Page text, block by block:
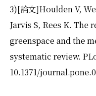
3)[論文]Houlden V,
Jarvis S, Rees K. The
greenspace and the
systematic review.
10.1371/